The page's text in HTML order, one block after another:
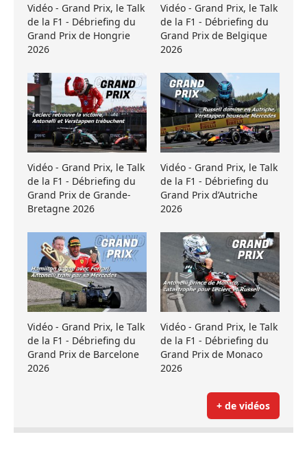
Vidéo - Grand Prix, le Talk
de la F1 - Débriefing du
Grand Prix de Hongrie
2026
Vidéo - Grand Prix, le Talk
de la F1 - Débriefing du
Grand Prix de Belgique
2026
Vidéo - Grand Prix, le Talk
de la F1 - Débriefing du
Grand Prix de Grande-
Bretagne 2026
Vidéo - Grand Prix, le Talk
de la F1 - Débriefing du
Grand Prix d’Autriche
2026
Vidéo - Grand Prix, le Talk
de la F1 - Débriefing du
Grand Prix de Barcelone
2026
Vidéo - Grand Prix, le Talk
de la F1 - Débriefing du
Grand Prix de Monaco
2026
+ de vidéos